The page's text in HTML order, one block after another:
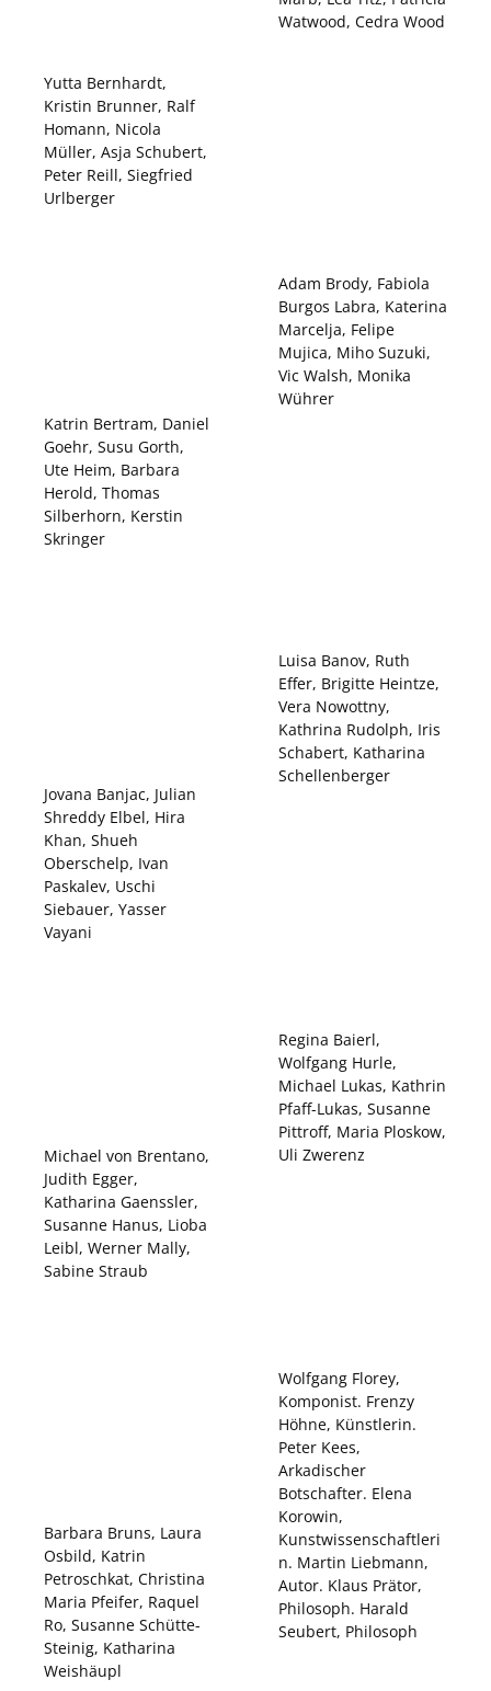
Watwood, Cedra Wood
Yutta Bernhardt,
Kristin Brunner, Ralf
Homann, Nicola
Müller, Asja Schubert,
Peter Reill, Siegfried
Urlberger
Adam Brody, Fabiola
Burgos Labra, Katerina
Marcelja, Felipe
Mujica, Miho Suzuki,
Vic Walsh, Monika
Wührer
Katrin Bertram, Daniel
Goehr, Susu Gorth,
Ute Heim, Barbara
Herold, Thomas
Silberhorn, Kerstin
Skringer
Luisa Banov, Ruth
Effer, Brigitte Heintze,
Vera Nowottny,
Kathrina Rudolph, Iris
Schabert, Katharina
Schellenberger
Jovana Banjac, Julian
Shreddy Elbel, Hira
Khan, Shueh
Oberschelp, Ivan
Paskalev, Uschi
Siebauer, Yasser
Vayani
Regina Baierl,
Wolfgang Hurle,
Michael Lukas, Kathrin
Pfaff-Lukas, Susanne
Pittroff, Maria Ploskow,
Uli Zwerenz
Michael von Brentano,
Judith Egger,
Katharina Gaenssler,
Susanne Hanus, Lioba
Leibl, Werner Mally,
Sabine Straub
Wolfgang Florey,
Komponist. Frenzy
Höhne, Künstlerin.
Peter Kees,
Arkadischer
Botschafter. Elena
Korowin,
Kunstwissenschaftleri
n. Martin Liebmann,
Autor. Klaus Prätor,
Philosoph. Harald
Seubert, Philosoph
Barbara Bruns, Laura
Osbild, Katrin
Petroschkat, Christina
Maria Pfeifer, Raquel
Ro, Susanne Schütte-
Steinig, Katharina
Weishäupl